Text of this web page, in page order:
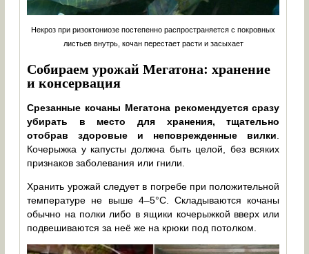
Некроз при ризоктониозе постепенно распространяется с покровных
листьев внутрь, кочан перестает расти и засыхает
Собираем урожай Мегатона: хранение
и консервация
Срезанные кочаны Мегатона рекомендуется сразу
убирать в место для хранения, тщательно
отобрав здоровые и неповрежденные вилки.
Кочерыжка у капусты должна быть целой, без всяких
признаков заболевания или гнили.
Хранить урожай следует в погребе при положительной
температуре не выше 4–5°C. Складываются кочаны
обычно на полки либо в ящики кочерыжкой вверх или
подвешиваются за неё же на крюки под потолком.